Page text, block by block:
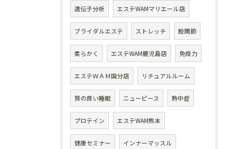
遺伝子分析 エステWAMマリエール店
ブライダルエステ ストレッチ 股関節
柔らかく エステWAM鹿児島店 免疫力
エステＷＡＭ国分店 リチュアルルーム
質の良い睡眠 ニューピース 熱中症
プロテイン エステWAM熊本
健康セミナー インナーマッスル